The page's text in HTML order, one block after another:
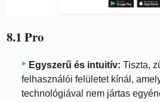
8.1 Pro
Egyszerű és intuitív: Tiszta,
felhasználói felületet kínál,
technológiával nem jártas